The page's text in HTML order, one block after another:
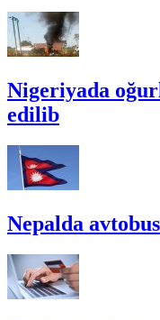
Nigeriyada
edilib
Nepalda avtobus